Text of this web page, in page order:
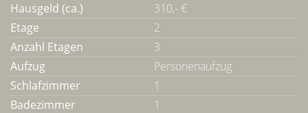
Hausgeld (ca.)
310,- €
Etage
2
Anzahl Etagen
3
Aufzug
Personenaufzug
Schlafzimmer
1
Badezimmer
1